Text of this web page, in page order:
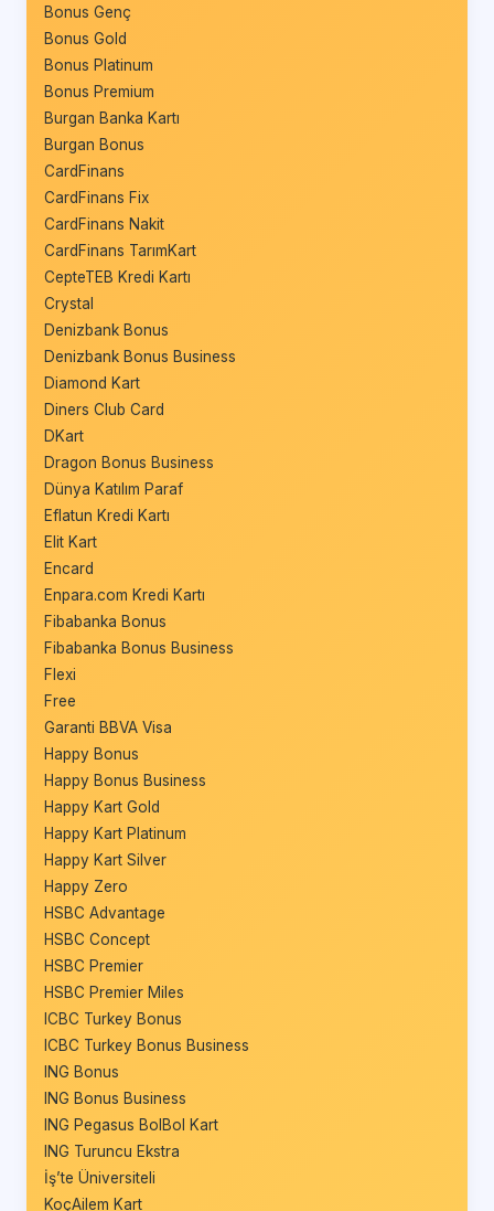
Bonus Genç
Bonus Gold
Bonus Platinum
Bonus Premium
Burgan Banka Kartı
Burgan Bonus
CardFinans
CardFinans Fix
CardFinans Nakit
CardFinans TarımKart
CepteTEB Kredi Kartı
Crystal
Denizbank Bonus
Denizbank Bonus Business
Diamond Kart
Diners Club Card
DKart
Dragon Bonus Business
Dünya Katılım Paraf
Eflatun Kredi Kartı
Elit Kart
Encard
Enpara.com Kredi Kartı
Fibabanka Bonus
Fibabanka Bonus Business
Flexi
Free
Garanti BBVA Visa
Happy Bonus
Happy Bonus Business
Happy Kart Gold
Happy Kart Platinum
Happy Kart Silver
Happy Zero
HSBC Advantage
HSBC Concept
HSBC Premier
HSBC Premier Miles
ICBC Turkey Bonus
ICBC Turkey Bonus Business
ING Bonus
ING Bonus Business
ING Pegasus BolBol Kart
ING Turuncu Ekstra
İş’te Üniversiteli
KoçAilem Kart